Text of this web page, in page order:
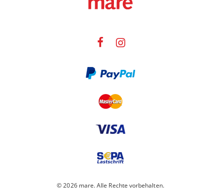
© 2026 mare. Alle Rechte vorbehalten.